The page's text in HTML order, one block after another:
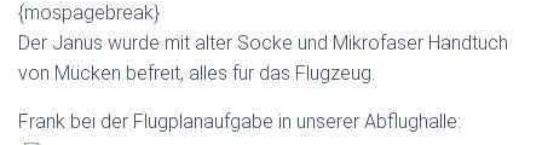
{mospagebreak}
Der Janus wurde mit alter Socke und Mikrofaser Handtuch
von Mücken befreit, alles für das Flugzeug.
Frank bei der Flugplanaufgabe in unserer Abflughalle: